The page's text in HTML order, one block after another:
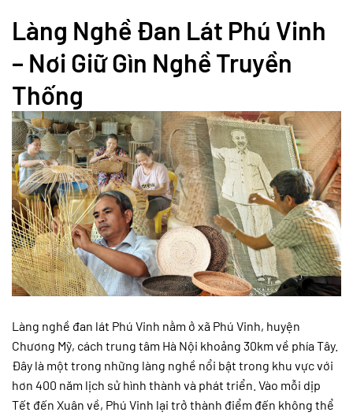
Làng Nghề Đan Lát Phú Vinh
– Nơi Giữ Gìn Nghề Truyền
Thống
Làng nghề đan lát Phú Vinh nằm ở xã Phú Vinh, huyện
Chương Mỹ, cách trung tâm Hà Nội khoảng 30km về phía Tây.
Đây là một trong những làng nghề nổi bật trong khu vực với
hơn 400 năm lịch sử hình thành và phát triển. Vào mỗi dịp
Tết đến Xuân về, Phú Vinh lại trở thành điểm đến không thể